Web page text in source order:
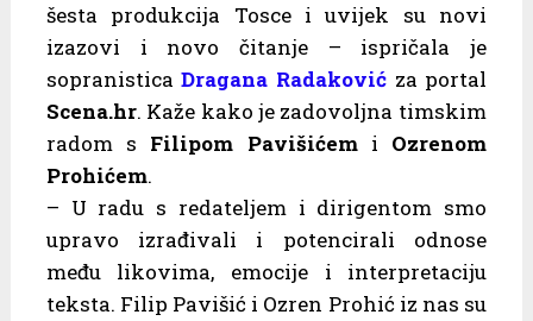
šesta produkcija Tosce i uvijek su novi
izazovi i novo čitanje – ispričala je
sopranisticaDragana Radaković za portal
Scena.hr. Kaže kako je zadovoljna timskim
radom s Filipom Pavišićemi Ozrenom
Prohićem.
– U radu s redateljem i dirigentom smo
upravo izrađivali i potencirali odnose
među likovima, emocije i interpretaciju
teksta. Filip Pavišić i Ozren Prohić iz nas su